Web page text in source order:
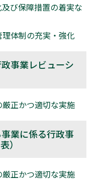
び保障措置の着実な
体制の充実・強化
事業レビューシ
正かつ適切な実施
業に係る行政事
）
正かつ適切な実施